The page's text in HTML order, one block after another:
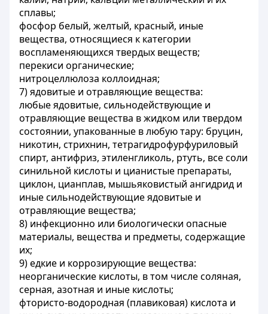
сплавы;
фосфор белый, желтый, красный, иные
вещества, относящиеся к категории
воспламеняющихся твердых веществ;
перекиси органические;
нитроцеллюлоза коллоидная;
7) ядовитые и отравляющие вещества:
любые ядовитые, сильнодействующие и
отравляющие вещества в жидком или твердом
состоянии, упакованные в любую тару: бруцин,
никотин, стрихнин, тетрагидрофурфуриловый
спирт, антифриз, этиленгликоль, ртуть, все соли
синильной кислоты и цианистые препараты,
циклон, цианплав, мышьяковистый ангидрид и
иные сильнодействующие ядовитые и
отравляющие вещества;
8) инфекционно или биологически опасные
материалы, вещества и предметы, содержащие
их;
9) едкие и коррозирующие вещества:
неорганические кислоты, в том числе соляная,
серная, азотная и иные кислоты;
фтористо-водородная (плавиковая) кислота и